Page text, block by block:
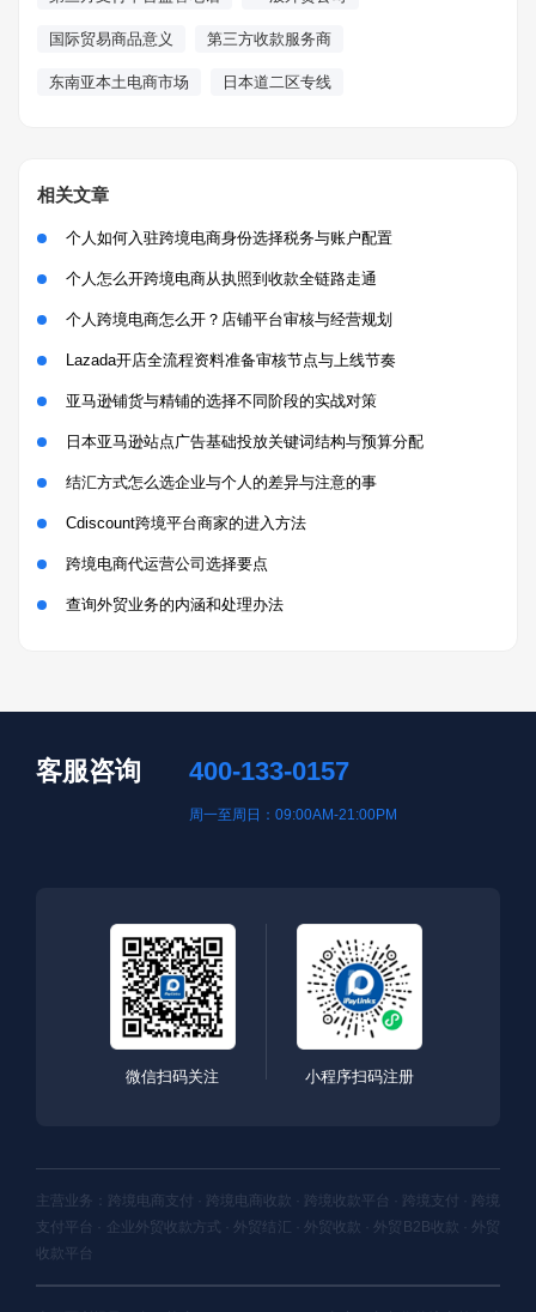
国际贸易商品意义 第三方收款服务商
东南亚本土电商市场 日本道二区专线
相关文章
个人如何入驻跨境电商身份选择税务与账户配置
个人怎么开跨境电商从执照到收款全链路走通
个人跨境电商怎么开？店铺平台审核与经营规划
Lazada开店全流程资料准备审核节点与上线节奏
亚马逊铺货与精铺的选择不同阶段的实战对策
日本亚马逊站点广告基础投放关键词结构与预算分配
结汇方式怎么选企业与个人的差异与注意的事
Cdiscount跨境平台商家的进入方法
跨境电商代运营公司选择要点
查询外贸业务的内涵和处理办法
客服咨询 400-133-0157
周一至周日：09:00AM-21:00PM
微信扫码关注 小程序扫码注册
主营业务：跨境电商支付 · 跨境电商收款 · 跨境收款平台 · 跨境支付 · 跨境
支付平台 · 企业外贸收款方式 · 外贸结汇 · 外贸收款 · 外贸B2B收款 · 外贸
收款平台